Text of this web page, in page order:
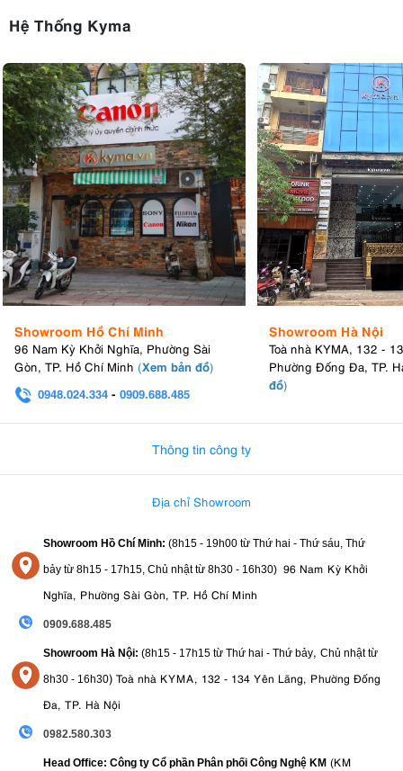
ái
So với thế hệ trước, Godox SL60 II Bi được nâng cấp hệ thống làm
mát thông minh với hiệu suất tản nhiệt tốt hơn và độ ồn thấp hơn.
Quạt làm mát hoạt động ổn định giúp duy trì hiệu suất chiếu sáng
trong thời gian dài mà không ảnh hưởng đến chất lượng âm thanh khi
quay video hoặc ghi hình phỏng vấn.
7. Điều khiển linh hoạt bằng nhiều phương
thức
Đèn continuous light Godox SL60 II Bi hỗ trợ nhiều phương thức điều
Người dùng có thể:
Điều chỉnh trực tiếp trên thân đèn.
Sử dụng điều khiển từ xa không dây (mua riêng).
Điều khiển qua ứng dụng Godox Light trên điện thoại thông
Hệ Thống Kyma
Showroom Hồ Chí Minh
96 Nam Kỳ Khởi Nghĩa, Phường Sài
Gòn, TP. Hồ Chí Minh (Xem bản đồ)
0948.024.334 - 0909.688.485
Showroom Hà Nội
Toà nhà KYMA, 132 -
Phường Đống Đa, TP.
đồ)
Thông tin công ty
Địa chỉ Showroom
Showroom Hồ Chí Minh: (8h15 - 19h00 từ Thứ hai - Thứ sáu, Thứ
bảy từ 8h15 - 17h15, Chủ nhật từ 8h30 - 16h30) 96 Nam Kỳ Khởi
Nghĩa, Phường Sài Gòn, TP. Hồ Chí Minh
0909.688.485
Showroom Hà Nội: (8h15 - 17h15 từ Thứ hai - Thứ bảy, Chủ nhật từ
8h30 - 16h30) Toà nhà KYMA, 132 - 134 Yên Lãng, Phường Đống
Đa, TP. Hà Nội
0982.580.303
Head Office: Công ty Cổ phần Phân phối Công Nghệ KM (KM